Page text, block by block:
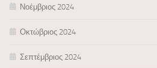
Νοέμβριος 2024
Οκτώβριος 2024
Σεπτέμβριος 2024